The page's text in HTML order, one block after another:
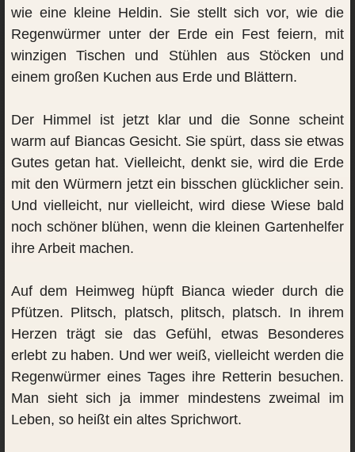
wie eine kleine Heldin. Sie stellt sich vor, wie die
Regenwürmer unter der Erde ein Fest feiern, mit
winzigen Tischen und Stühlen aus Stöcken und
einem großen Kuchen aus Erde und Blättern.
Der Himmel ist jetzt klar und die Sonne scheint
warm auf Biancas Gesicht. Sie spürt, dass sie etwas
Gutes getan hat. Vielleicht, denkt sie, wird die Erde
mit den Würmern jetzt ein bisschen glücklicher sein.
Und vielleicht, nur vielleicht, wird diese Wiese bald
noch schöner blühen, wenn die kleinen Gartenhelfer
ihre Arbeit machen.
Auf dem Heimweg hüpft Bianca wieder durch die
Pfützen. Plitsch, platsch, plitsch, platsch. In ihrem
Herzen trägt sie das Gefühl, etwas Besonderes
erlebt zu haben. Und wer weiß, vielleicht werden die
Regenwürmer eines Tages ihre Retterin besuchen.
Man sieht sich ja immer mindestens zweimal im
Leben, so heißt ein altes Sprichwort.